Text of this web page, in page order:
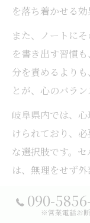
を落ち着かせる効
また、ノートに
を書き出す習慣
分を責めるより
とが、心のバラン
岐阜県内では、
けられており、
な選択肢です。
は、無理をせず
悩みを抱
090-
※営業電話お